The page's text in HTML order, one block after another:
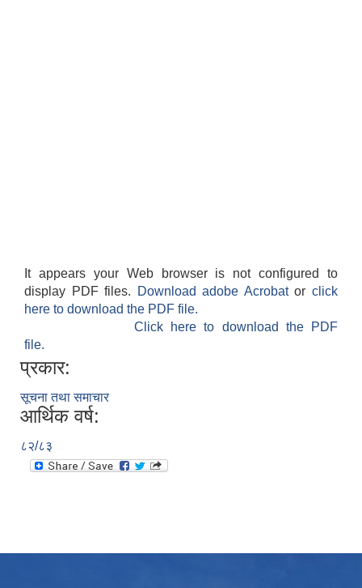
It appears your Web browser is not configured to
display PDF files.
Download adobe Acrobatorclick
here to download the PDF file.
Click here to download the PDF
file.
प्रकार:
सूचना तथा समाचार
आर्थिक वर्ष:
८२/८३